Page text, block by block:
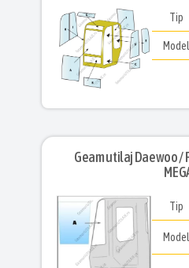
Tip
Model
Geam utilaj Daewoo /
Tip
Model